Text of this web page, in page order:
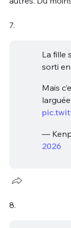
7.
La fille
sorti
Mais
larguée
—
2026
8.